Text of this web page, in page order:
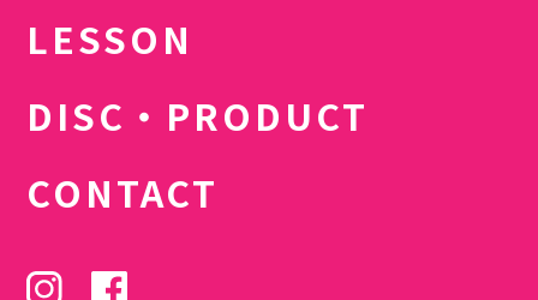
LESSON
DISC・PRODUCT
CONTACT